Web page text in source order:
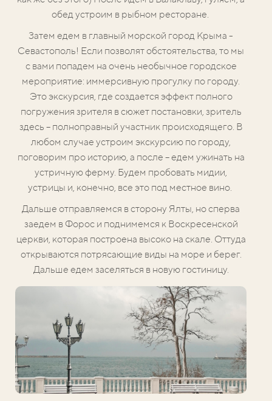
обед устроим в рыбном ресторане.
Затем едем в главный морской город Крыма -
Севастополь! Если позволят обстоятельства, то мы
с вами попадем на очень необычное городское
мероприятие: иммерсивную прогулку по городу.
Это экскурсия, где создается эффект полного
погружения зрителя в сюжет постановки, зритель
здесь – полноправный участник происходящего. В
любом случае устроим экскурсию по городу,
поговорим про историю, а после – едем ужинать на
устричную ферму. Будем пробовать мидии,
устрицы и, конечно, все это под местное вино.
Дальше отправляемся в сторону Ялты, но сперва
заедем в Форос и поднимемся к Воскресенской
церкви, которая построена высоко на скале. Оттуда
открываются потрясающие виды на море и берег.
Дальше едем заселяться в новую гостиницу.